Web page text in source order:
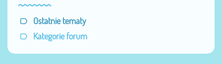
Ostatnie tematy
Kategorie forum